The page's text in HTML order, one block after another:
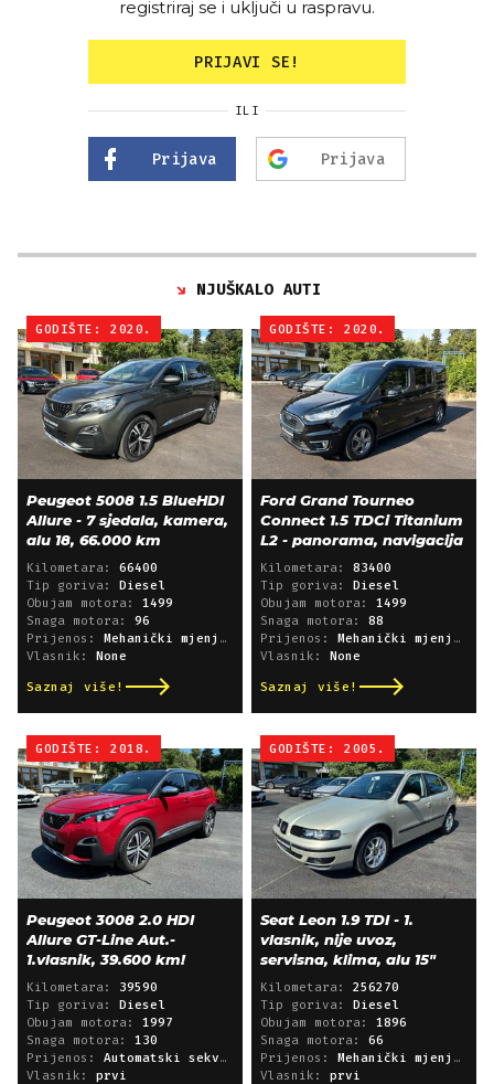
registriraj se i uključi u raspravu.
PRIJAVI SE!
ILI
Prijava Prijava
NJUŠKALO AUTI
GODIŠTE: 2020.
Peugeot 5008 1.5 BlueHDI
Allure - 7 sjedala, kamera,
alu 18, 66.000 km
Kilometara: 66400
Tip goriva:
Diesel
Obujam motora: 1499
Snaga motora: 96
Prijenos:
Mehanički mjenjač
Vlasnik:
None
Saznaj više!
GODIŠTE: 2020.
Ford Grand Tourneo
Connect 1.5 TDCi Titanium
L2 - panorama, navigacija
Kilometara: 83400
Tip goriva:
Diesel
Obujam motora: 1499
Snaga motora: 88
Prijenos:
Mehanički mjenjač
Vlasnik:
None
Saznaj više!
GODIŠTE: 2018.
Peugeot 3008 2.0 HDI
Allure GT-Line Aut.-
1.vlasnik, 39.600 km!
Kilometara: 39590
Tip goriva:
Diesel
Obujam motora: 1997
Snaga motora: 130
Prijenos: Automatski sekvencijski
Vlasnik: prvi
GODIŠTE: 2005.
Seat Leon 1.9 TDI - 1.
vlasnik, nije uvoz,
servisna, klima, alu 15"
Kilometara: 256270
Tip goriva:
Diesel
Obujam motora: 1896
Snaga motora: 66
Prijenos:
Mehanički mjenjač
Vlasnik: prvi